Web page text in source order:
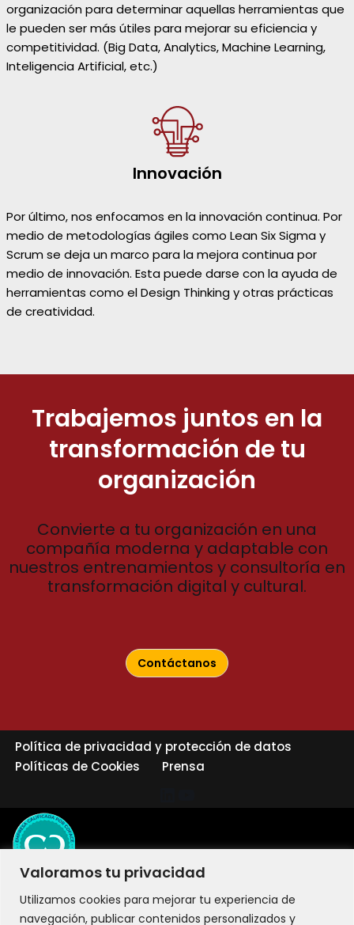
Valoramos tu privacidad
Utilizamos cookies para mejorar tu experiencia de
navegación, publicar contenidos personalizados y
organización para determinar aquellas herramientas que
le pueden ser más útiles para mejorar su eficiencia y
competitividad. (Big Data, Analytics, Machine Learning,
Inteligencia Artificial, etc.)
Innovación
Por último, nos enfocamos en la innovación continua. Por
medio de metodologías ágiles como Lean Six Sigma y
Scrum se deja un marco para la mejora continua por
medio de innovación. Esta puede darse con la ayuda de
herramientas como el Design Thinking y otras prácticas
de creatividad.
Trabajemos juntos en la
transformación de tu
organización
Convierte a tu organización en una
compañía moderna y adaptable con
nuestros entrenamientos y consultoría en
transformación digital y cultural.
Contáctanos
Política de privacidad y protección de datos
Políticas de Cookies
Prensa